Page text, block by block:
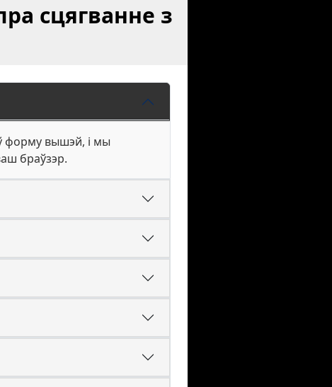
сцягванне з
форму вышэй, і мы
браўзэр.